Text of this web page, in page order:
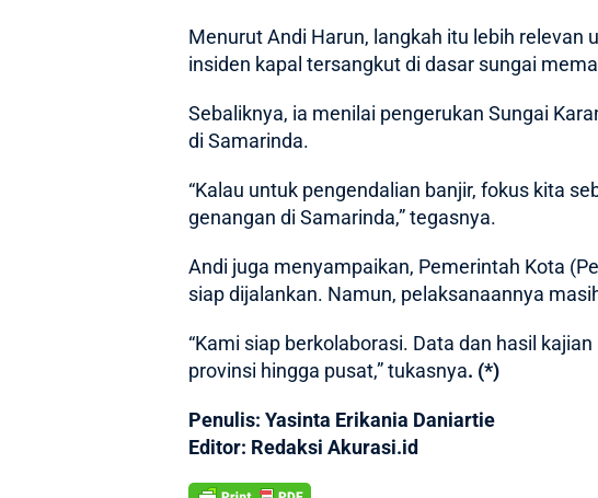
Menurut Andi Harun, langkah itu lebih relevan
insiden kapal tersangkut di dasar sungai
Sebaliknya, ia menilai pengerukan Sungai
di Samarinda.
“Kalau untuk pengendalian banjir, fokus kita
genangan di Samarinda,” tegasnya.
Andi juga menyampaikan, Pemerintah Kota
siap dijalankan. Namun, pelaksanaannya
“Kami siap berkolaborasi. Data dan hasil
provinsi hingga pusat,” tukasnya. (*)
Penulis: Yasinta Erikania Daniartie
Editor: Redaksi Akurasi.id